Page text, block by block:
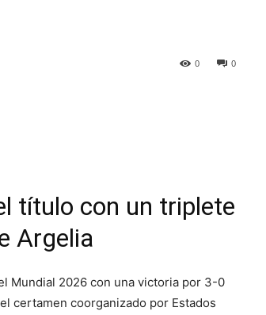
0
0
título con un triplete
Argelia
Mundial 2026 con una victoria por 3-0
certamen coorganizado por Estados